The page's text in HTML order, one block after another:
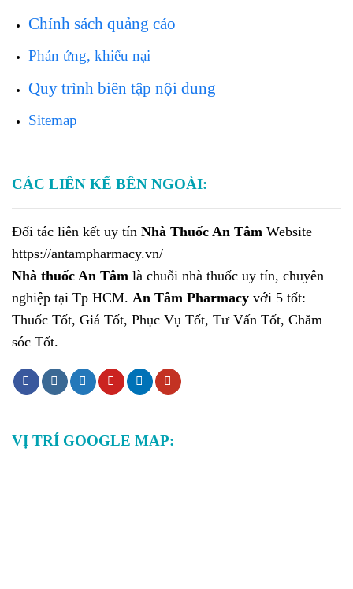
Chính sách quảng cáo
Phản ứng, khiếu nại
Quy trình biên tập nội dung
Sitemap
CÁC LIÊN KẾ BÊN NGOÀI:
Đối tác liên kết uy tín Nhà Thuốc An Tâm Website
https://antampharmacy.vn/
Nhà thuốc An Tâm là chuỗi nhà thuốc uy tín, chuyên
nghiệp tại Tp HCM. An Tâm Pharmacy với 5 tốt:
Thuốc Tốt, Giá Tốt, Phục Vụ Tốt, Tư Vấn Tốt, Chăm
sóc Tốt.
VỊ TRÍ GOOGLE MAP: